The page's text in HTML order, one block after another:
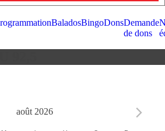
BaladosBingoDonsDemande
de dons
août 2026